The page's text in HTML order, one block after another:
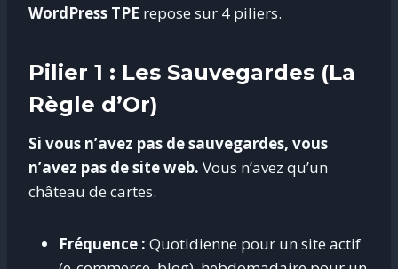
WordPress TPE repose sur 4 piliers.
Pilier 1 : Les Sauvegardes (La
Règle d’Or)
Si vous n’avez pas de sauvegardes, vous
n’avez pas de site web. Vous n’avez qu’un
château de cartes.
Fréquence : Quotidienne pour un site actif